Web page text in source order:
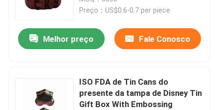
Preço：US$0.6-0.7 per piece
Melhor preço Fale Conosco
ISO FDA de Tin Cans do
presente da tampa de Disney Tin
Gift Box With Embossing